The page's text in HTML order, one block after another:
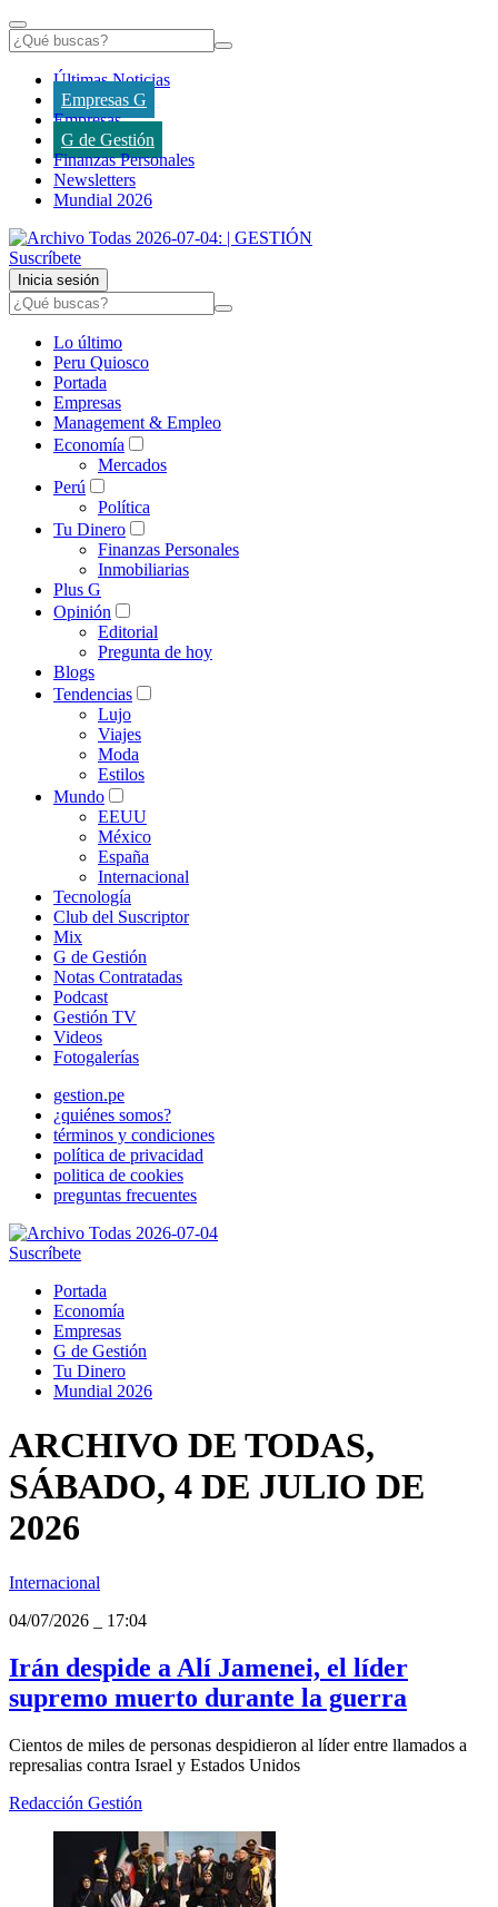
Últimas Noticias
Empresas G
Empresas
G de Gestión
Finanzas Personales
Newsletters
Mundial 2026
Suscríbete
Inicia sesión
Lo último
Peru Quiosco
Portada
Empresas
Management & Empleo
Economía
Mercados
Perú
Política
Tu Dinero
Finanzas Personales
Inmobiliarias
Plus G
Opinión
Editorial
Pregunta de hoy
Blogs
Tendencias
Lujo
Viajes
Moda
Estilos
Mundo
EEUU
México
España
Internacional
Tecnología
Club del Suscriptor
Mix
G de Gestión
Notas Contratadas
Podcast
Gestión TV
Videos
Fotogalerías
gestion.pe
¿quiénes somos?
términos y condiciones
política de privacidad
politica de cookies
preguntas frecuentes
Suscríbete
Portada
Economía
Empresas
G de Gestión
Tu Dinero
Mundial 2026
ARCHIVO DE TODAS,
SÁBADO, 4 DE JULIO DE
2026
Internacional
04/07/2026
17:04
Irán despide a Alí Jamenei, el líder
supremo muerto durante la guerra
Cientos de miles de personas despidieron al líder entre llamados a
represalias contra Israel y Estados Unidos
Redacción Gestión